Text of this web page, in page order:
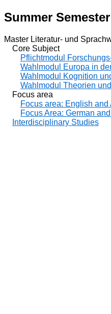
Summer
Master Literatur- und
Core Subject
Pflichtmodul
Wahlmodul Europa in
Wahlmodul Kognition
Wahlmodul Theorien
Focus area
Focus area: English
Focus Area: German
Interdisciplinary Studies